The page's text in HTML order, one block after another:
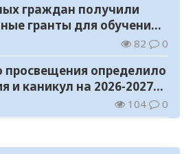
граждан получили
гранты для обучения в
82 0
просвещения определило
и каникул на 2026-2027
104 0
59 0